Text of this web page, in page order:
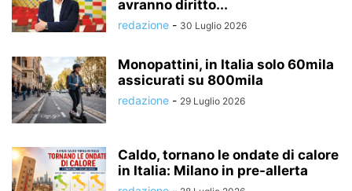
avranno diritto...
redazione - 30 Luglio 2026
Monopattini, in Italia solo 60mila
assicurati su 800mila
redazione - 29 Luglio 2026
Caldo, tornano le ondate di calore
in Italia: Milano in pre-allerta